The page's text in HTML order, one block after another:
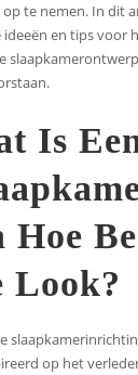
op te nemen. In dit
ideeën en tips voor
Is
Hoe
Look?
op het